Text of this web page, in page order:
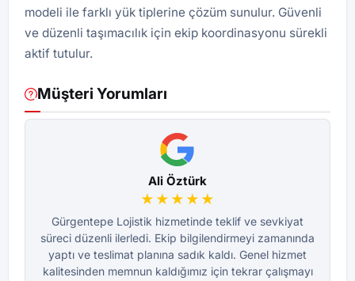
modeli ile farklı yük tiplerine çözüm sunulur. Güvenli
ve düzenli taşımacılık için ekip koordinasyonu sürekli
aktif tutulur.
Müşteri Yorumları
Ali Öztürk
★★★★★
Gürgentepe Lojistik hizmetinde teklif ve sevkiyat
süreci düzenli ilerledi. Ekip bilgilendirmeyi zamanında
yaptı ve teslimat planına sadık kaldı. Genel hizmet
kalitesinden memnun kaldığımız için tekrar çalışmayı